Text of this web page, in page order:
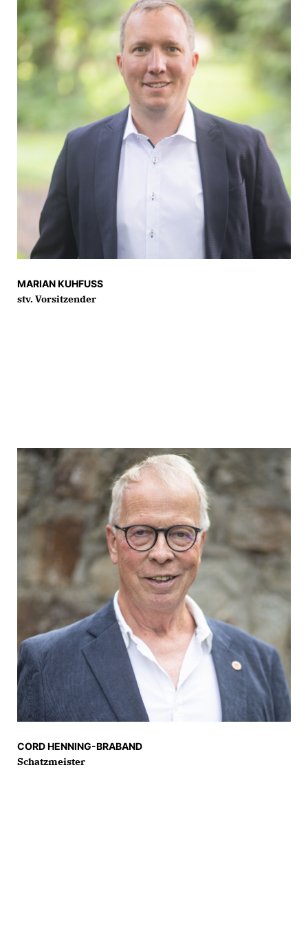
MARIAN KUHFUSS
stv. Vorsitzender
CORD HENNING-BRABAND
Schatzmeister